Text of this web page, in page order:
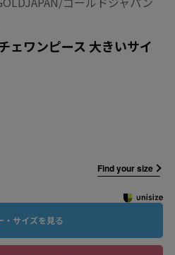
ェワンピース 大きいサイ
Find your size
・サイズを見る